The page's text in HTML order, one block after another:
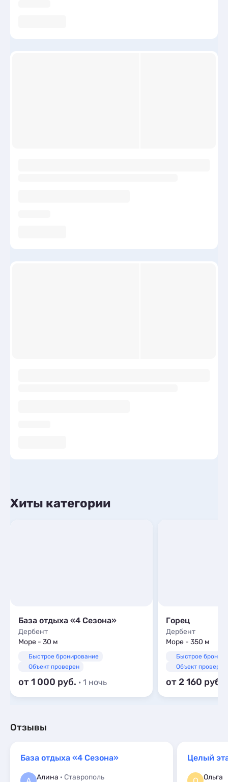
Хиты категории
База отдыха «4 Сезона»
Дербент
Море - 30 м
Быстрое бронирование
Объект проверен
от 1 000 · 1 ночь
Горец
Дербент
Море - 350 м
Быстрое
Объект проверен
от 2 160
Отзывы
База отдыха «4 Сезона»
Алина · Ставрополь
Целый
Ольга